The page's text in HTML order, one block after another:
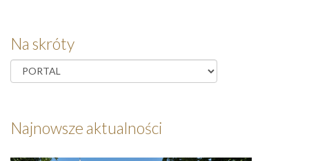
Na skróty
Najnowsze aktualności